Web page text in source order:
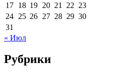
17 18 19 20 21 22 23
24 25 26 27 28 29 30
31
« Июл
Рубрики